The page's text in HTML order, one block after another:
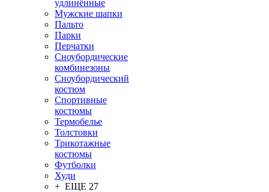
удлинённые
Мужские шапки
Пальто
Парки
Перчатки
Сноубордические
комбинезоны
Сноубордический
костюм
Спортивные
костюмы
Термобелье
Толстовки
Трикотажные
костюмы
Футболки
Худи
+ ЕЩЕ 27